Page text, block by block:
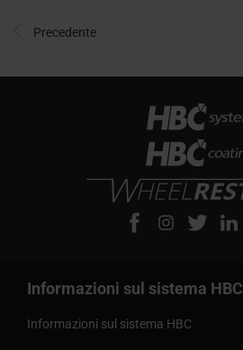
Precedente
Informazioni sul sistema HBC
Informazioni sul sistema HBC